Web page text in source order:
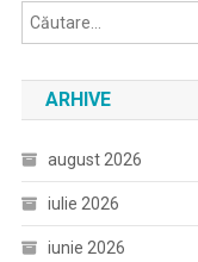
ARHIVE
august 2026
iulie 2026
iunie 2026